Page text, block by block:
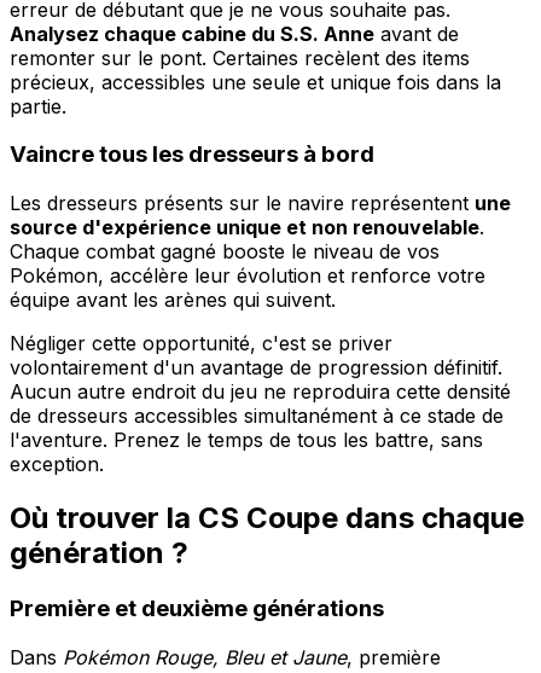
erreur de débutant que je ne vous souhaite pas.
Analysez chaque cabine du S.S. Anne avant de
remonter sur le pont. Certaines recèlent des items
précieux, accessibles une seule et unique fois dans la
partie.
Vaincre tous les dresseurs à bord
Les dresseurs présents sur le navire représentent une
source d'expérience unique et non renouvelable.
Chaque combat gagné booste le niveau de vos
Pokémon, accélère leur évolution et renforce votre
équipe avant les arènes qui suivent.
Négliger cette opportunité, c'est se priver
volontairement d'un avantage de progression définitif.
Aucun autre endroit du jeu ne reproduira cette densité
de dresseurs accessibles simultanément à ce stade de
l'aventure. Prenez le temps de tous les battre, sans
exception.
Où trouver la CS Coupe dans chaque
génération ?
Première et deuxième générations
Dans Pokémon Rouge, Bleu et Jaune, première